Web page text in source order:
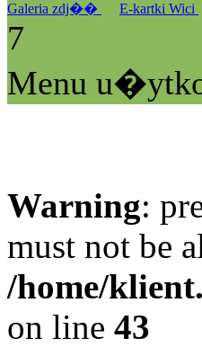
Galeria zdj�� E-kartki Wici
7
Menu
Warning:
must not be
/home/
on line 43